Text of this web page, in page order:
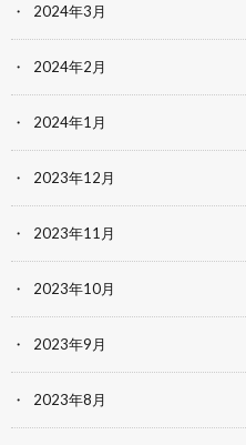
2024年3月
2024年2月
2024年1月
2023年12月
2023年11月
2023年10月
2023年9月
2023年8月